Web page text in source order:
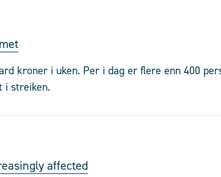
kroner i uken. Per i dag er flere enn 400
i streiken.
affected